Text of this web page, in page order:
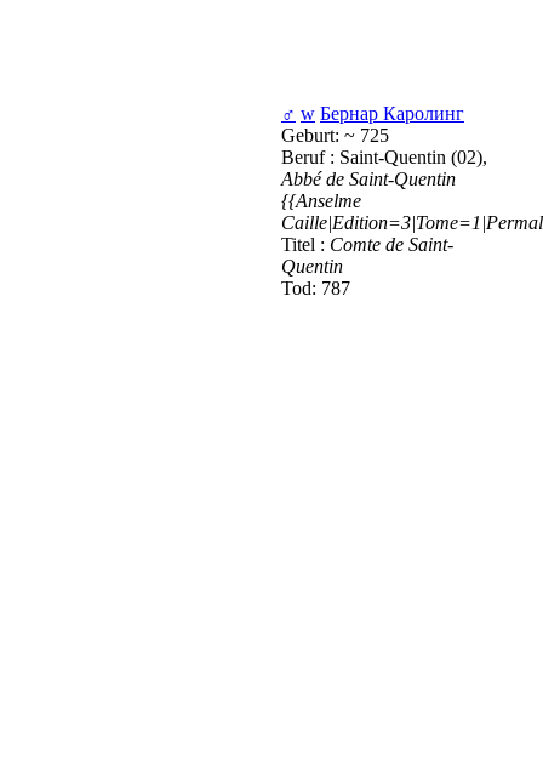
♂ w Бернар Каролинг
Geburt: ~ 725
Beruf : Saint-Quentin (02),
Abbé de Saint-Quentin
{{Anselme
Titel : Comte de Saint-
Quentin
Tod: 787